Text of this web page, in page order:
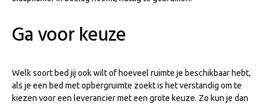
Ga voor keuze
Welk soort bed jij ook wilt of hoeveel ruimte je beschikbaar hebt,
als je een bed met opbergruimte zoekt is het verstandig om te
kiezen voor een leverancier met een grote keuze. Zo kun je dan